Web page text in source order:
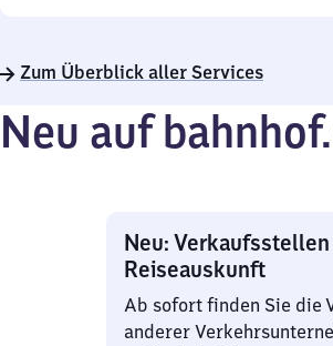
22
Zum Überblick aller Services
Neu auf
Neu:
Reiseauskunft
Ab sofort finden Sie die
anderer